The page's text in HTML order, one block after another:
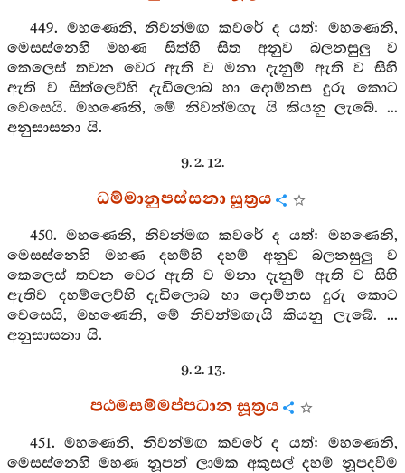
449. මහණෙනි, නිවන්මඟ කවරේ ද යත්: මහණෙනි,
මෙසස්නෙහි මහණ සිත්හි සිත අනුව බලනසුලු ව
කෙලෙස් තවන වෙර ඇති ව මනා දැනුම් ඇති ව සිහි
ඇති ව සිත්ලෙව්හි දැඩිලොබ හා දොම්නස දුරු කොට
වෙසෙයි. මහණෙනි, මේ නිවන්මඟැ යි කියනු ලැබේ. ...
අනුසාසනා යි.
9. 2. 12.
ධම්මානුපස්සනා සූත්‍රය
450. මහණෙනි, නිවන්මඟ කවරේ ද යත්: මහණෙනි,
මෙසස්නෙහි මහණ දහම්හි දහම් අනුව බලනසුලු ව
කෙලෙස් තවන වෙර ඇති ව මනා දැනුම් ඇති ව සිහි
ඇතිව දහම්ලෙව්හි දැඩිලොබ හා දොම්නස දුරු කොට
වෙසෙයි, මහණෙනි, මේ නිවන්මඟැයි කියනු ලැබේ. ...
අනුසාසනා යි.
9. 2. 13.
පඨමසම්මප්පධාන සූත්‍රය
451. මහණෙනි, නිවන්මඟ කවරේ ද යත්: මහණෙනි,
මෙසස්නෙහි මහණ නූපන් ලාමක අකුසල් දහම් නූපදවීම